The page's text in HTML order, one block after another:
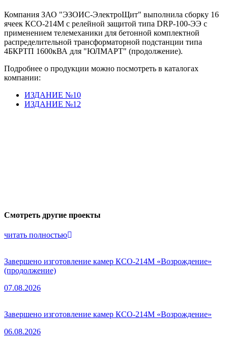
Компания ЗАО "ЭЗОИС-ЭлектроЩит" выполнила сборку 16
ячеек КСО-214М с релейной защитой типа DRP-100-ЭЭ с
применением телемеханики для бетонной комплектной
распределительной трансформаторной подстанции типа
4БКРТП 1600кВА для "ЮЛМАРТ" (продолжение).
Подробнее о продукции можно посмотреть в каталогах
компании:
ИЗДАНИЕ №10
ИЗДАНИЕ №12
Смотреть другие проекты
читать полностью
Завершено изготовление камер КСО-214М «Возрождение»
(продолжение)
07.08.2026
Завершено изготовление камер КСО-214М «Возрождение»
06.08.2026